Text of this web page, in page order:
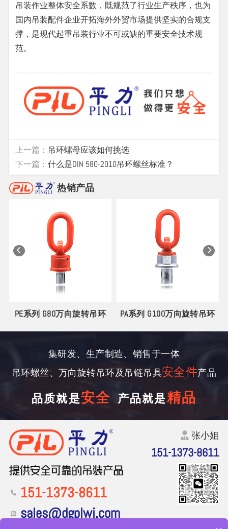
吊装作业整体安全系数，既规范了行业生产秩序，也为
国内吊装配件企业开拓海外外贸市场提供坚实的合规支
撑，是现代起重吊装行业不可或缺的重要安全技术规
范。
上一篇： 吊环螺母应该如何挑选
下一篇：什么是DIN 580-2010吊环螺丝标准？
热销产品
PE系列 G80万向旋转吊环 PA系列 G100万向旋转吊环
集研发、生产制造、销售于一体
吊环螺丝、万向旋转吊环及吊链吊具安全件产品
品质就是安全 产品就是精品
151-1373-8611
sales@dgplwj.com
张小姐
151-1373-8611